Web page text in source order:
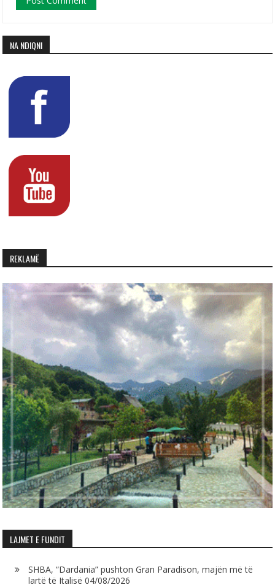
NA NDIQNI
REKLAMË
LAJMET E FUNDIT
SHBA, “Dardania” pushton Gran Paradison, majën më të
lartë të Italisë 04/08/2026